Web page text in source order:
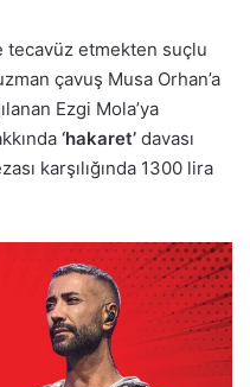
tecavüz etmekten suçlu
çavuş Musa Orhan’a
Ezgi Mola’ya
‘hakaret’ davası
karşılığında 1300 lira